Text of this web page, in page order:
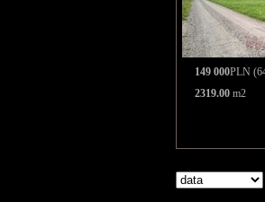
149 000PLN
2319.00 m2